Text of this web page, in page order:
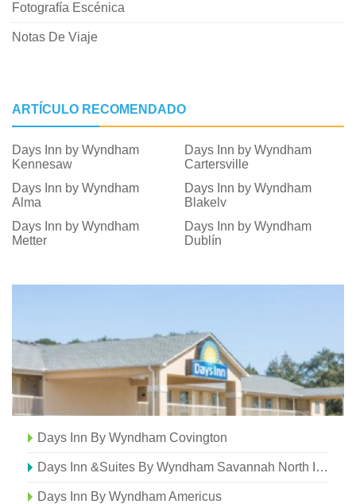
Fotografía Escénica
Notas De Viaje
ARTÍCULO RECOMENDADO
Days Inn by Wyndham
Kennesaw
Days Inn by Wyndham
Cartersville
Days Inn by Wyndham
Alma
Days Inn by Wyndham
Blakely
Days Inn by Wyndham
Metter
Days Inn by Wyndham
Dublín
Days Inn By Wyndham Covington
Days Inn &Suites By Wyndham Savannah North I-95 - Port Wentworth
Days Inn By Wyndham Americus